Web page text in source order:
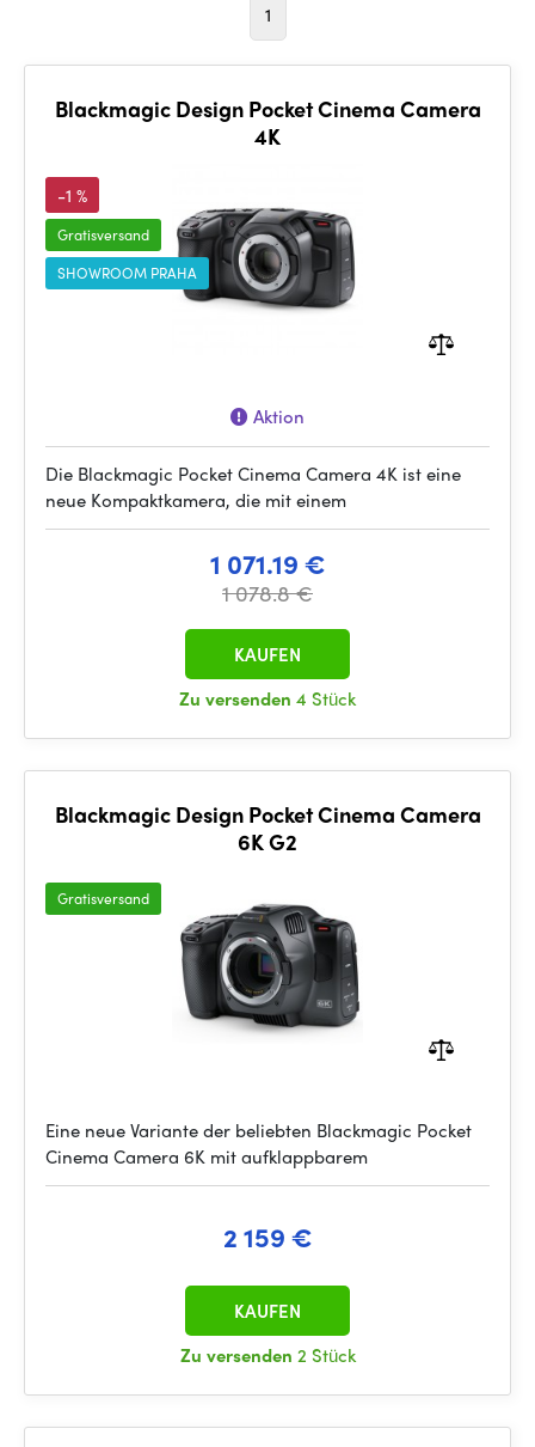
1
Blackmagic Design Pocket Cinema Camera
4K
-1 %
Gratisversand
SHOWROOM PRAHA
Aktion
Die Blackmagic Pocket Cinema Camera 4K ist eine
neue Kompaktkamera, die mit einem
1 071.19 €
1 078.8 €
Zu versenden 4 Stück
KAUFEN
Blackmagic Design Pocket Cinema Camera
6K G2
Gratisversand
Eine neue Variante der beliebten Blackmagic Pocket
Cinema Camera 6K mit aufklappbarem
2 159 €
Zu versenden 2 Stück
KAUFEN